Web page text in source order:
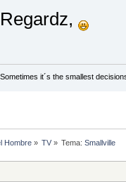
Regardz,
Sometimes it´s the smallest
Hombre» TV» Tema:Smallville